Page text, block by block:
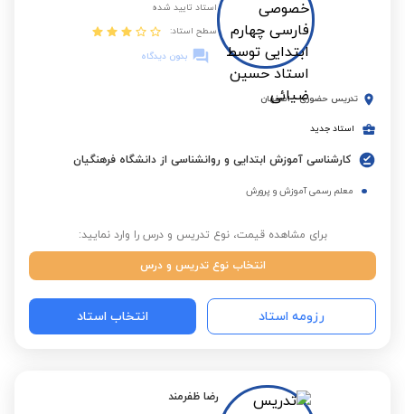
استاد تایید شده
سطح استاد:
بدون دیدگاه
تدریس حضوری - اصفهان
استاد جدید
کارشناسی آموزش ابتدایی و روانشناسی از دانشگاه فرهنگیان
معلم رسمی آموزش و پرورش
برای مشاهده قیمت، نوع تدریس و درس را وارد نمایید:
انتخاب نوع تدریس و درس
رزومه استاد انتخاب استاد
رضا ظفرمند